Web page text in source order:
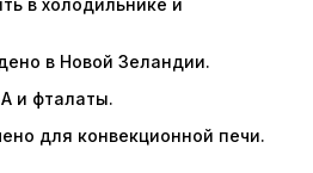
в холодильнике и
в Новой Зеландии.
и фталаты.
для конвекционной печи.